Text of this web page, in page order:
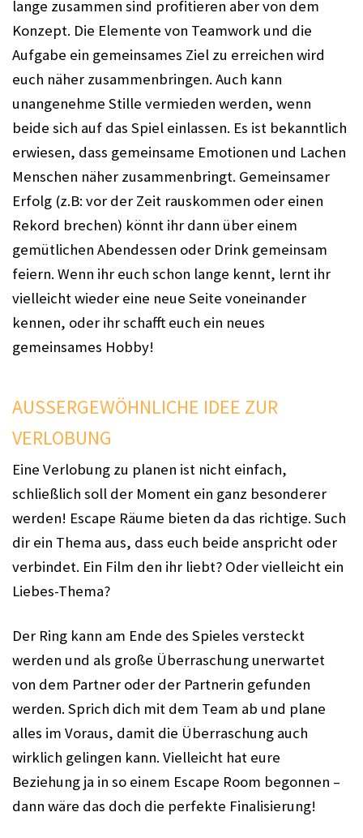
lange zusammen sind profitieren aber von dem
Konzept. Die Elemente von Teamwork und die
Aufgabe ein gemeinsames Ziel zu erreichen wird
euch näher zusammenbringen. Auch kann
unangenehme Stille vermieden werden, wenn
beide sich auf das Spiel einlassen. Es ist bekanntlich
erwiesen, dass gemeinsame Emotionen und Lachen
Menschen näher zusammenbringt. Gemeinsamer
Erfolg (z.B: vor der Zeit rauskommen oder einen
Rekord brechen) könnt ihr dann über einem
gemütlichen Abendessen oder Drink gemeinsam
feiern. Wenn ihr euch schon lange kennt, lernt ihr
vielleicht wieder eine neue Seite voneinander
kennen, oder ihr schafft euch ein neues
gemeinsames Hobby!
AUSSERGEWÖHNLICHE IDEE ZUR V
ERLOBUNG
Eine Verlobung zu planen ist nicht einfach,
schließlich soll der Moment ein ganz besonderer
werden! Escape Räume bieten da das richtige. Such
dir ein Thema aus, dass euch beide anspricht oder
verbindet. Ein Film den ihr liebt? Oder vielleicht ein
Liebes-Thema?
Der Ring kann am Ende des Spieles versteckt
werden und als große Überraschung unerwartet
von dem Partner oder der Partnerin gefunden
werden. Sprich dich mit dem Team ab und plane
alles im Voraus, damit die Überraschung auch
wirklich gelingen kann. Vielleicht hat eure
Beziehung ja in so einem Escape Room begonnen –
dann wäre das doch die perfekte Finalisierung!